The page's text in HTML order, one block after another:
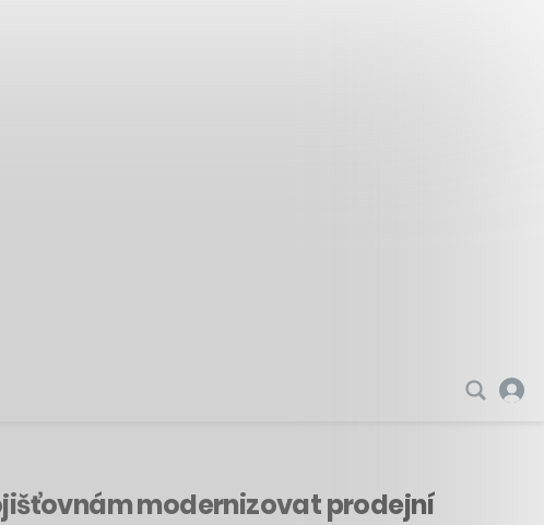
modernizovat prodejní